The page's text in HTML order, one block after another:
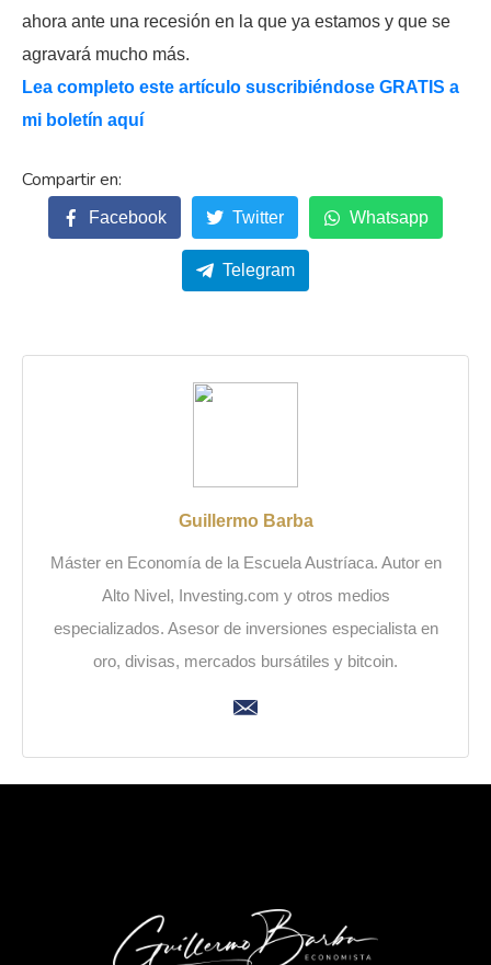
ahora ante una recesión en la que ya estamos y que se
agravará mucho más.
Lea completo este artículo suscribiéndose GRATIS a
mi boletín aquí
Facebook Twitter Whatsapp
Telegram
Guillermo Barba
Máster en Economía de la Escuela Austríaca. Autor en
Alto Nivel, Investing.com y otros medios
especializados. Asesor de inversiones especialista en
oro, divisas, mercados bursátiles y bitcoin.